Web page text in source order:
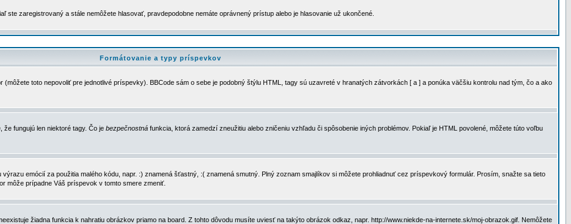
zaregistrovaný a stále nemôžete hlasovať, pravdepodobne nemáte oprávnený prístup alebo je hlasovanie už ukončené.
Formátovanie a typy príspevkov
(môžete toto nepovoliť pre jednotlivé príspevky). BBCode sám o sebe je podobný štýlu HTML, tagy sú uzavreté v hranatých zátvorkách [ a ] a ponúka väčšiu kontrolu nad tým, čo a ako
fungujú len niektoré tagy. Čo je bezpečnostná funkcia, ktorá zamedzí zneužitiu alebo zničeniu vzhľadu či spôsobenie iných problémov. Pokiaľ je HTML povolené, môžete túto voľbu
emócií za použitia malého kódu, napr. :) znamená šťastný, :( znamená smutný. Plný zoznam smajlíkov si môžete prohliadnuť cez príspevkový formulár. Prosím, snažte sa tieto
môže prípadne Váš príspevok v tomto smere zmeniť.
žiadna funkcia k nahratiu obrázkov priamo na board. Z tohto dôvodu musíte uviesť na takýto obrázok odkaz, napr. http://www.niekde-na-internete.sk/moj-obrazok.gif. Nemôžete